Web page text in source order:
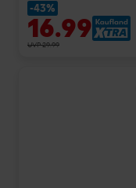
-43%
16.99
UVP 29.99